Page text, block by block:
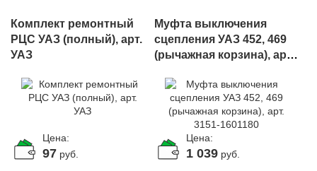
Комплект ремонтный
РЦС УАЗ (полный), арт.
УАЗ
Цена:
97 руб.
Муфта выключения
сцепления УАЗ 452, 469
(рычажная корзина), арт.
Цена:
1 039 руб.